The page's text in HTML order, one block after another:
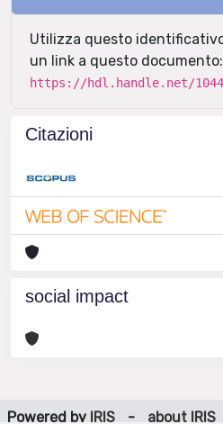
Utilizza questo
un link a questo documento:
https://hdl.handle.net/
Citazioni
social impact
Powered by IRIS - about IRIS